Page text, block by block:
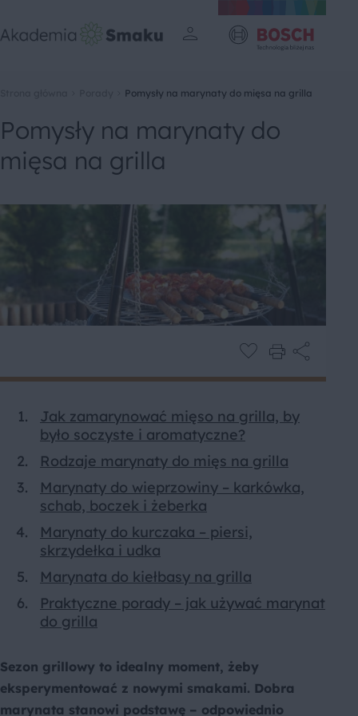
Pomysły na marynaty do mięsa na grilla
Pomysły na marynaty do
mięsa na grilla
Jak zamarynować mięso na grilla, by
było soczyste i aromatyczne?
Rodzaje marynaty do mięs na grilla
Marynaty do wieprzowiny – karkówka,
schab, boczek i żeberka
Marynaty do kurczaka – piersi,
skrzydełka i udka
Marynata do kiełbasy na grilla
Praktyczne porady – jak używać marynat
do grilla
Sezon grillowy to idealny moment, żeby
eksperymentować z nowymi smakami. Dobra
marynata stanowi podstawę – odpowiednio